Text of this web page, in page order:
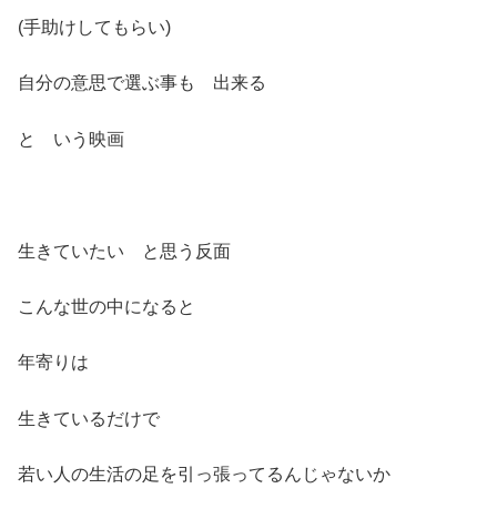
(手助けしてもらい)
自分の意思で選ぶ事も 出来る
と いう映画
生きていたい と思う反面
こんな世の中になると
年寄りは
生きているだけで
若い人の生活の足を引っ張ってるんじゃないか